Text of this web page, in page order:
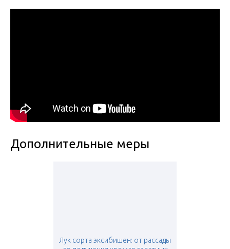
Дополнительные меры
Лук сорта эксибишен: от рассады